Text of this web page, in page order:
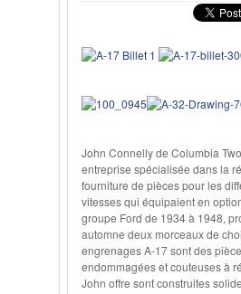
John Connelly de Columbia
entreprise spécialisée dans la
fourniture de pièces pour les
vitesses qui équipaient en
groupe Ford de 1934 à 1948,
automne deux morceaux de
engrenages A-17 sont des
endommagées et couteuses à
John offre sont construites